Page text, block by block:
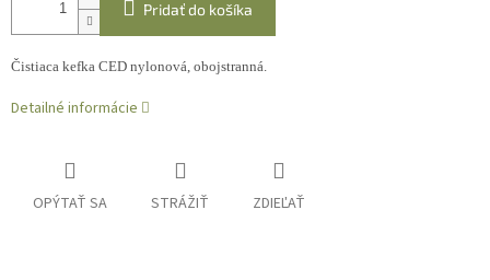
Pridať do košíka
Čistiaca kefka CED nylonová, obojstranná.
Detailné informácie
OPÝTAŤ SA STRÁŽIŤ ZDIEĽAŤ